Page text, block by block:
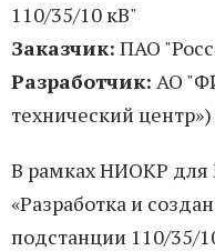
110/35/10 кВ"
Заказчик: ПАО
Разработчик: АО
технический
В рамках НИОКР для
«Разработка и
подстанции 110/35/